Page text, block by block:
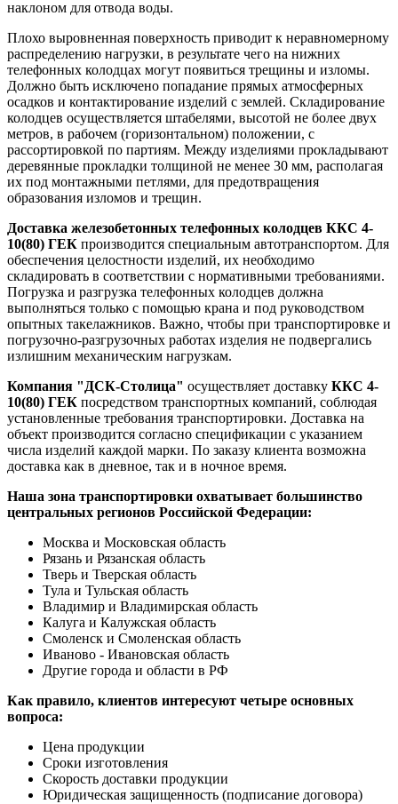
наклоном для отвода воды.
Плохо выровненная поверхность приводит к неравномерному
распределению нагрузки, в результате чего на нижних
телефонных колодцах могут появиться трещины и изломы.
Должно быть исключено попадание прямых атмосферных
осадков и контактирование изделий с землей. Складирование
колодцев осуществляется штабелями, высотой не более двух
метров, в рабочем (горизонтальном) положении, с
рассортировкой по партиям. Между изделиями прокладывают
деревянные прокладки толщиной не менее 30 мм, располагая
их под монтажными петлями, для предотвращения
образования изломов и трещин.
Доставка железобетонных телефонных колодцев ККС 4-
10(80) ГЕК производится специальным автотранспортом. Для
обеспечения целостности изделий, их необходимо
складировать в соответствии с нормативными требованиями.
Погрузка и разгрузка телефонных колодцев должна
выполняться только с помощью крана и под руководством
опытных такелажников. Важно, чтобы при транспортировке и
погрузочно-разгрузочных работах изделия не подвергались
излишним механическим нагрузкам.
Компания "ДСК-Столица" осуществляет доставку ККС 4-
10(80) ГЕК посредством транспортных компаний, соблюдая
установленные требования транспортировки. Доставка на
объект производится согласно спецификации с указанием
числа изделий каждой марки. По заказу клиента возможна
доставка как в дневное, так и в ночное время.
Наша зона транспортировки охватывает большинство
центральных регионов Российской Федерации:
Москва и Московская область
Рязань и Рязанская область
Тверь и Тверская область
Тула и Тульская область
Владимир и Владимирская область
Калуга и Калужская область
Смоленск и Смоленская область
Иваново - Ивановская область
Другие города и области в РФ
Как правило, клиентов интересуют четыре основных
вопроса:
Цена продукции
Сроки изготовления
Скорость доставки продукции
Юридическая защищенность (подписание договора)